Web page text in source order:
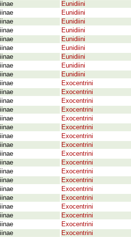
Eunidiini
Eunidiini
Eunidiini
Eunidiini
Eunidiini
Eunidiini
Eunidiini
Eunidiini
Eunidiini
Exocentrini
Exocentrini
Exocentrini
Exocentrini
Exocentrini
Exocentrini
Exocentrini
Exocentrini
Exocentrini
Exocentrini
Exocentrini
Exocentrini
Exocentrini
Exocentrini
Exocentrini
Exocentrini
Exocentrini
Exocentrini